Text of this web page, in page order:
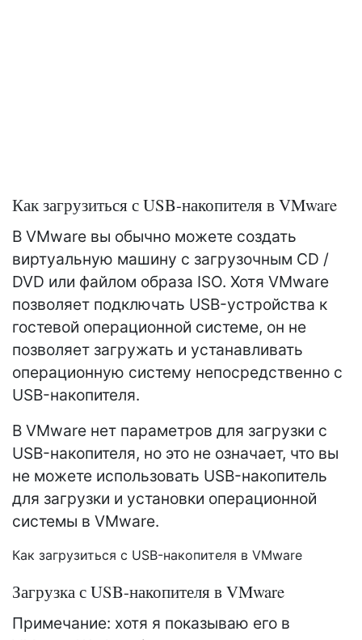
Как загрузиться с USB-накопителя в VMware
В VMware вы обычно можете создать
виртуальную машину с загрузочным CD /
DVD или файлом образа ISO. Хотя VMware
позволяет подключать USB-устройства к
гостевой операционной системе, он не
позволяет загружать и устанавливать
операционную систему непосредственно с
USB-накопителя.
В VMware нет параметров для загрузки с
USB-накопителя, но это не означает, что вы
не можете использовать USB-накопитель
для загрузки и установки операционной
системы в VMware.
Как загрузиться с USB-накопителя в VMware
Загрузка с USB-накопителя в VMware
Примечание: хотя я показываю его в